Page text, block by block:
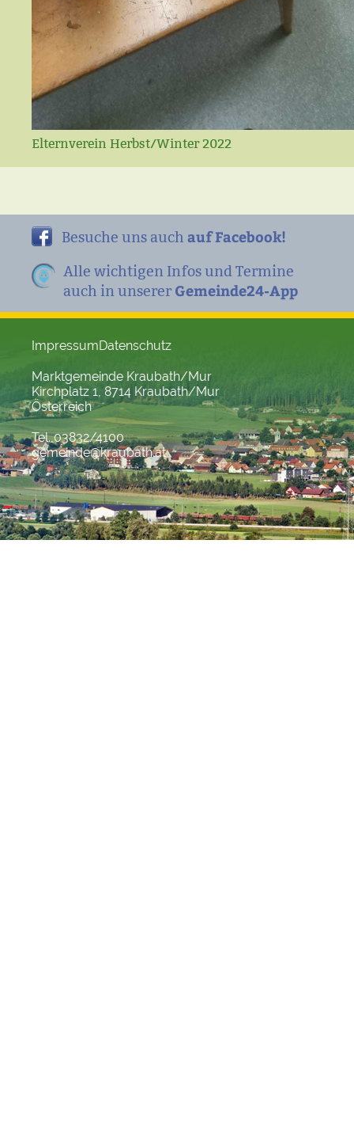
Elternverein Herbst/Winter 2022
Besuche uns auch auf Facebook!
Alle wichtigen Infos und Termine
auch in unserer Gemeinde24-App
ImpressumDatenschutz
Marktgemeinde Kraubath/Mur
Kirchplatz 1, 8714 Kraubath/Mur
Österreich
Tel. 03832/4100
gemeinde@kraubath.at